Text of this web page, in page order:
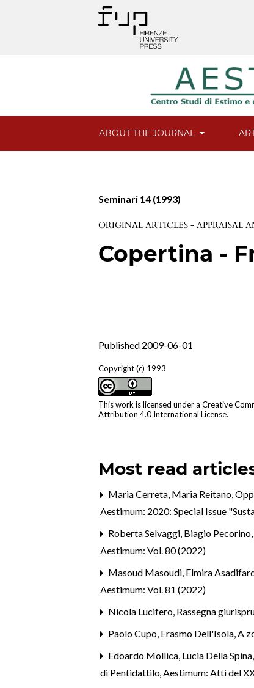
ABOUT THE JOURNAL
Seminari 14 (1993)
ORIGINAL ARTICLES - APPRAISAL
Copertina -
Published 2009-06-01
Copyright (c) 1993
This work is licensed under aCreative
Attribution 4.0 International License.
Most read
Maria Cerreta, Maria Reitano,
Aestimum: 2020: Special Issue
Roberta Selvaggi, Biagio
Aestimum: Vol. 80 (2022)
Masoud Masoudi, Elmira
Aestimum: Vol. 81 (2022)
Nicola Lucifero, Rassegna
Paolo Cupo, Erasmo Dell'Isola,A
Edoardo Mollica, Lucia Della
di Pentidattilo,Aestimum: Atti del